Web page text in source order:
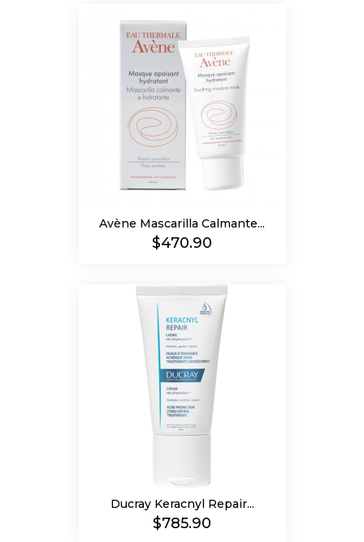
Avène Mascarilla Calmante...
Precio
$470.90
Ducray Keracnyl Repair...
Precio
$785.90